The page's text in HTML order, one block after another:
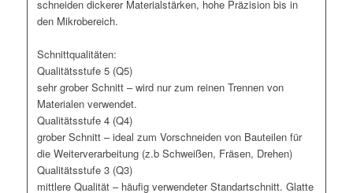
schneiden dickerer Materialstärken, hohe Präzision bis in
den Mikrobereich.
Schnittqualitäten:
Qualitätsstufe 5 (Q5)
sehr grober Schnitt – wird nur zum reinen Trennen von
Materialen verwendet.
Qualitätsstufe 4 (Q4)
grober Schnitt – ideal zum Vorschneiden von Bauteilen für
die Weiterverarbeitung (z.b Schweißen, Fräsen, Drehen)
Qualitätsstufe 3 (Q3)
mittlere Qualität – häufig verwendeter Standartschnitt. Glatte